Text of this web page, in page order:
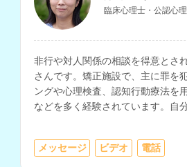
臨床心理士・公認心
非行や対人関係の相談を得意とさ
さんです。矯正施設で、主に罪を
ングや心理検査、認知行動療法を
などを多く経験されています。自
メッセージ ビデオ 電話